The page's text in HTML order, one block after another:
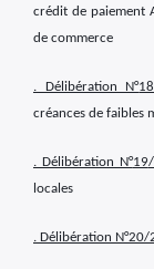
crédit de paiement
de commerce
. Délibération N°18
créances de faibles
. Délibération N°19
locales
. Délibération N°20/